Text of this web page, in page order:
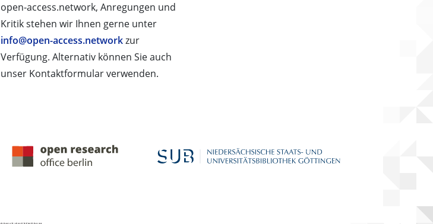
open-access.network, Anregungen und
Kritik stehen wir Ihnen gerne unter
info@open-access.networkzur
Verfügung. Alternativ können Sie auch
unser Kontaktformular verwenden.